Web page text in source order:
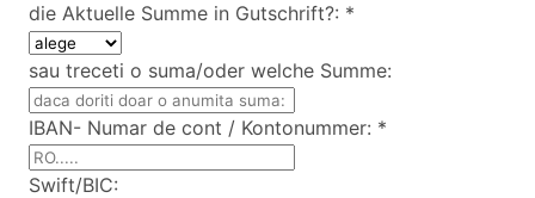
die Aktuelle Summe in Gutschrift?: *
sau treceti o suma/oder welche Summe:
IBAN- Numar de cont / Kontonummer: *
Swift/BIC: